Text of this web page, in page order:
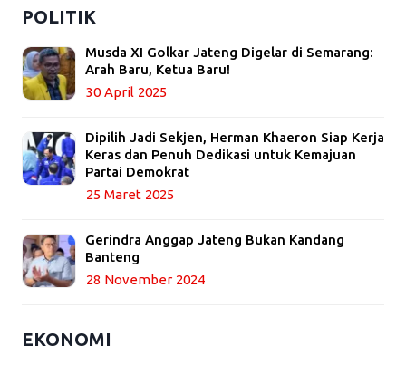
POLITIK
Musda XI Golkar Jateng Digelar di Semarang:
Arah Baru, Ketua Baru!
30 April 2025
Dipilih Jadi Sekjen, Herman Khaeron Siap Kerja
Keras dan Penuh Dedikasi untuk Kemajuan
Partai Demokrat
25 Maret 2025
Gerindra Anggap Jateng Bukan Kandang
Banteng
28 November 2024
EKONOMI